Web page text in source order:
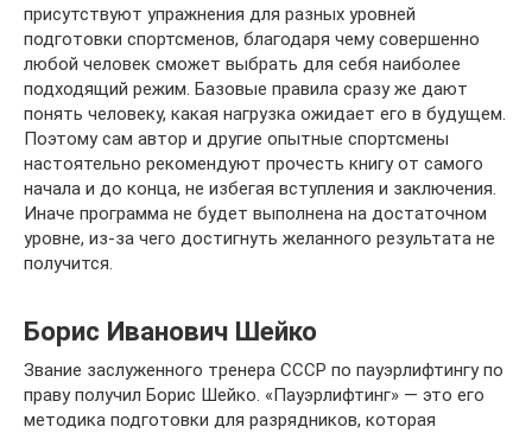
присутствуют упражнения для разных уровней
подготовки спортсменов, благодаря чему совершенно
любой человек сможет выбрать для себя наиболее
подходящий режим. Базовые правила сразу же дают
понять человеку, какая нагрузка ожидает его в будущем.
Поэтому сам автор и другие опытные спортсмены
настоятельно рекомендуют прочесть книгу от самого
начала и до конца, не избегая вступления и заключения.
Иначе программа не будет выполнена на достаточном
уровне, из-за чего достигнуть желанного результата не
получится.
Борис Иванович Шейко
Звание заслуженного тренера СССР по пауэрлифтингу по
праву получил Борис Шейко. «Пауэрлифтинг» — это его
методика подготовки для разрядников, которая